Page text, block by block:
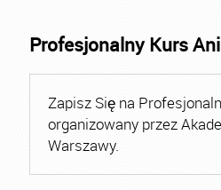
Profesjonalny Kurs
Zapisz Się na
organizowany przez
Warszawy.